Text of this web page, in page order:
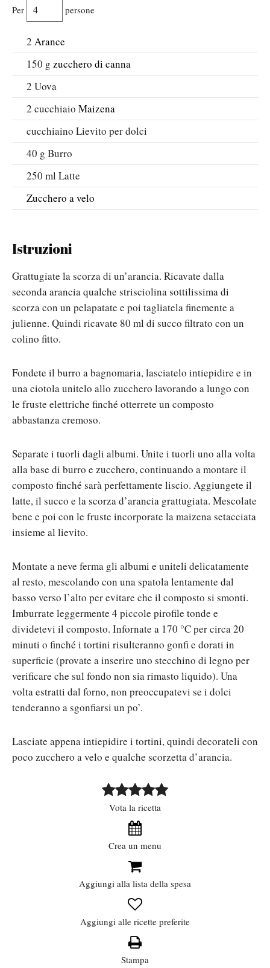
Per persone
2 Arance
150 g zucchero di canna
2 Uova
2 cucchiaio Maizena
cucchiaino Lievito per dolci
40 g Burro
250 ml Latte
Zucchero a velo
Istruzioni
Grattugiate la scorza di un’arancia. Ricavate dalla
seconda arancia qualche strisciolina sottilissima di
scorza con un pelapatate e poi tagliatela finemente a
julienne. Quindi ricavate 80 ml di succo filtrato con un
colino fitto.
Fondete il burro a bagnomaria, lasciatelo intiepidire e in
una ciotola unitelo allo zucchero lavorando a lungo con
le fruste elettriche finché otterrete un composto
abbastanza cremoso.
Separate i tuorli dagli albumi. Unite i tuorli uno alla volta
alla base di burro e zucchero, continuando a montare il
composto finché sarà perfettamente liscio. Aggiungete il
latte, il succo e la scorza d’arancia grattugiata. Mescolate
bene e poi con le fruste incorporate la maizena setacciata
insieme al lievito.
Montate a neve ferma gli albumi e uniteli delicatamente
al resto, mescolando con una spatola lentamente dal
basso verso l’alto per evitare che il composto si smonti.
Imburrate leggermente 4 piccole pirofile tonde e
dividetevi il composto. Infornate a 170 °C per circa 20
minuti o finché i tortini risulteranno gonfi e dorati in
superficie (provate a inserire uno stecchino di legno per
verificare che sul fondo non sia rimasto liquido). Una
volta estratti dal forno, non preoccupatevi se i dolci
tenderanno a sgonfiarsi un po’.
Lasciate appena intiepidire i tortini, quindi decorateli con
poco zucchero a velo e qualche scorzetta d’arancia.
Vota la ricetta
Crea un menu
Aggiungi alla lista della spesa
Aggiungi alle ricette preferite
Stampa